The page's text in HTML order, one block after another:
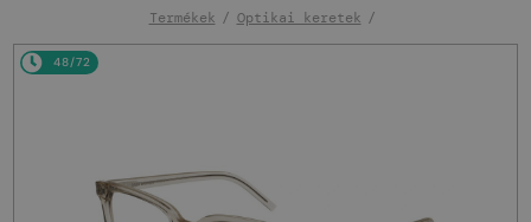
Termékek Optikai keretek
48/72